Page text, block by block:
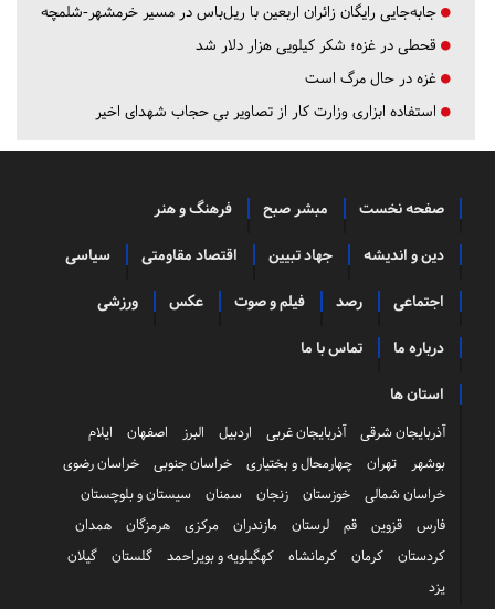
جابه‌جایی رایگان زائران اربعین با ریل‌باس در مسیر خرمشهر-شلمچه
قحطی در غزه؛ شکر کیلویی هزار دلار شد
غزه در حال مرگ است
استفاده ابزاری وزارت کار از تصاویر بی حجاب شهدای اخیر
صفحه نخست مبشر صبح فرهنگ و هنر
دین و اندیشه جهاد تبیین اقتصاد مقاومتی سیاسی
اجتماعی رصد فیلم و صوت عکس ورزشی
درباره ما تماس با ما
استان ها
آذربایجان شرقی آذربایجان غربی اردبیل البرز اصفهان
ایلام
بوشهر
تهران چهارمحال و بختیاری خراسان جنوبی
خراسان رضوی
خراسان شمالی
خوزستان زنجان سمنان
سیستان و بلوچستان
فارس
قزوین قم لرستان مازندران مرکزی هرمزگان
همدان
کردستان
کرمان کرمانشاه کهگیلویه و بویراحمد گلستان
گیلان
یزد